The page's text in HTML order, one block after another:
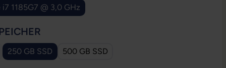
1185G7 @ 3,0 GHz
Option ist zurzeit nicht verfügbar.)
250 GB SSD 500 GB SSD